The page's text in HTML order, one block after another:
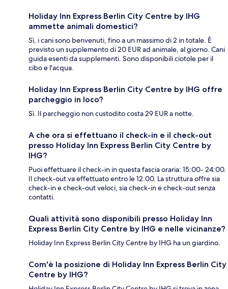
Holiday Inn Express Berlin City Centre by IHG
ammette animali domestici?
Sì, i cani sono benvenuti, fino a un massimo di 2 in totale. È
previsto un supplemento di 20 EUR ad animale, al giorno. Cani
guida esenti da supplementi. Sono disponibili ciotole per il
cibo e l'acqua.
Holiday Inn Express Berlin City Centre by IHG offre
parcheggio in loco?
Sì. Il parcheggio non custodito costa 29 EUR a notte.
A che ora si effettuano il check-in e il check-out
presso Holiday Inn Express Berlin City Centre by
IHG?
Puoi effettuare il check-in in questa fascia oraria: 15:00- 24:00.
Il check-out va effettuato entro le 12:00. La struttura offre sia
check-in e check-out veloci, sia check-in e check-out senza
contatti.
Quali attività sono disponibili presso Holiday Inn
Express Berlin City Centre by IHG e nelle vicinanze?
Holiday Inn Express Berlin City Centre by IHG ha un giardino.
Com'è la posizione di Holiday Inn Express Berlin City
Centre by IHG?